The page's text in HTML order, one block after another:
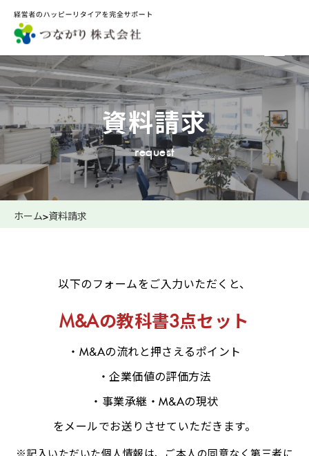
資料請求
request
ホーム 資料請求
以下のフォームをご入力いただくと、
M&Aの教科書3点セット
・M&Aの流れと押さえるポイント
・企業価値の評価方法
・事業承継・M&Aの現状
をメールでお送りさせていただきます。
※記入いただいた個人情報は、ご本人の同意なく第三者に